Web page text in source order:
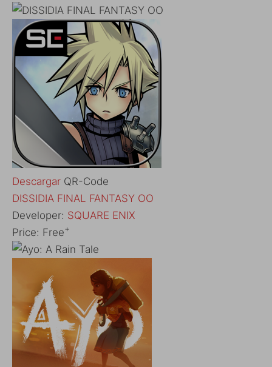
Descargar QR-Code
‎DISSIDIA FINAL FANTASY OO
Developer: SQUARE ENIX
Price: Free+